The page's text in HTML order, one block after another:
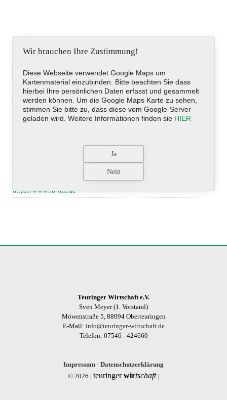
Raiffeisenbank
Raiffeisenstraße 2, Oberteuringen, Deutschland
Telefon
+49 (0)7546-92330
https://www.rb-om.de
Teuringer Wirtschaft e.V.
Sven Meyer (1. Vorstand)
Möwenstraße 5, 88094 Oberteuringen
E-Mail: info@teuringer-wirtschaft.de
Telefon: 07546 - 424660
Impressum · Datenschutzerklärung
© 2026 | teuringerwirtschaft
Wir brauchen Ihre Zustimmung!
Diese Webseite verwendet Google Maps um
Kartenmaterial einzubinden. Bitte beachten Sie dass
hierbei Ihre persönlichen Daten erfasst und gesammelt
werden können. Um die Google Maps Karte zu sehen,
stimmen Sie bitte zu, dass diese vom Google-Server
geladen wird. Weitere Informationen finden sie HIER